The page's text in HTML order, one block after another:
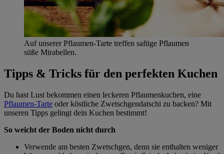
Auf unserer Pflaumen-Tarte treffen saftige Pflaumen
süße Mirabellen.
Tipps & Tricks für den perfekten Kuchen
Du hast Lust bekommen einen leckeren Pflaumenkuchen, eine
Pflaumen-Tarte oder köstliche Zwetschgendatschi zu backen? Mit
unseren Tipps gelingt dein Kuchen bestimmt!
So weicht der Boden nicht durch
Verwende am besten Zwetschgen, denn sie enthalten weniger